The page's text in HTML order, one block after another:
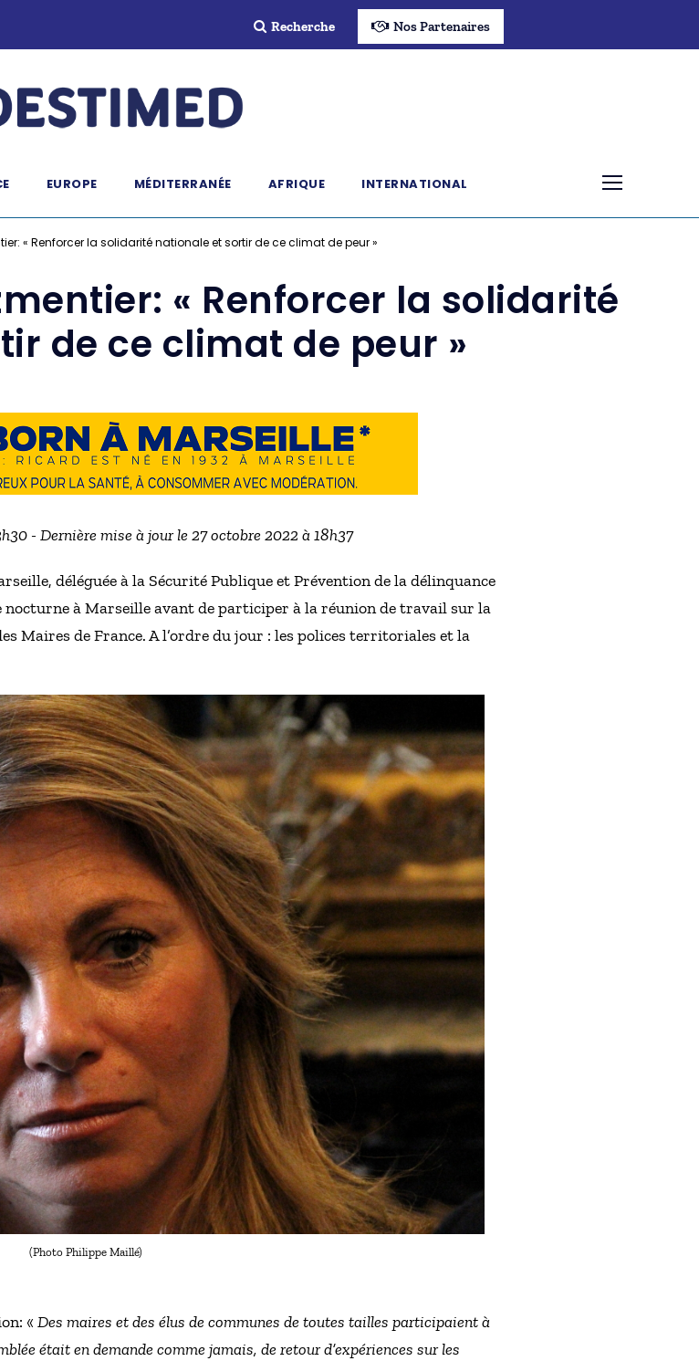
Recherche Nos Partenaires
EUROPE MÉDITERRANÉE AFRIQUE INTERNATIONAL
« Renforcer la solidarité nationale et sortir de ce climat de peur »
« Renforcer la solidarité
de ce climat de peur »
- Dernière mise à jour le 27 octobre 2022 à 18h37
déléguée à la Sécurité Publique et Prévention de la délinquance
nocturne à Marseille avant de participer à la réunion de travail sur la
Maires de France. A l’ordre du jour : les polices territoriales et la
(Photo Philippe Maillé)
« Des maires et des élus de communes de toutes tailles participaient à
était en demande comme jamais, de retour d’expériences sur les